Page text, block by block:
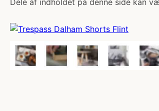
Dele af indholdet på denne side kan